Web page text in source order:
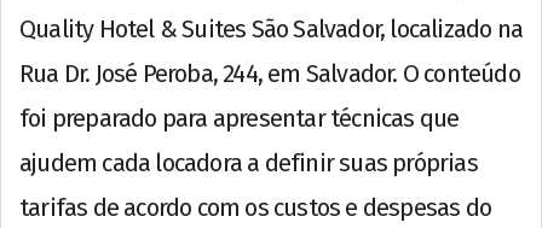
Quality Hotel & Suites São Salvador, localizado na
Rua Dr. José Peroba, 244, em Salvador. O conteúdo
foi preparado para apresentar técnicas que
ajudem cada locadora a definir suas próprias
tarifas de acordo com os custos e despesas do